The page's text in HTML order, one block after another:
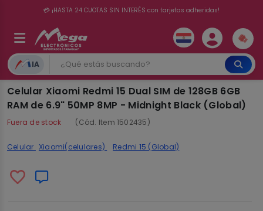
💳 ¡HASTA 24 CUOTAS SIN INTERÉS con tarjetas adheridas!
IA
Celular Xiaomi Redmi 15 Dual SIM de 128GB 6GB
RAM de 6.9" 50MP 8MP - Midnight Black (Global)
Fuera de stock (Cód. Item 1502435)
Celular Xiaomi(celulares) Redmi 15 (Global)